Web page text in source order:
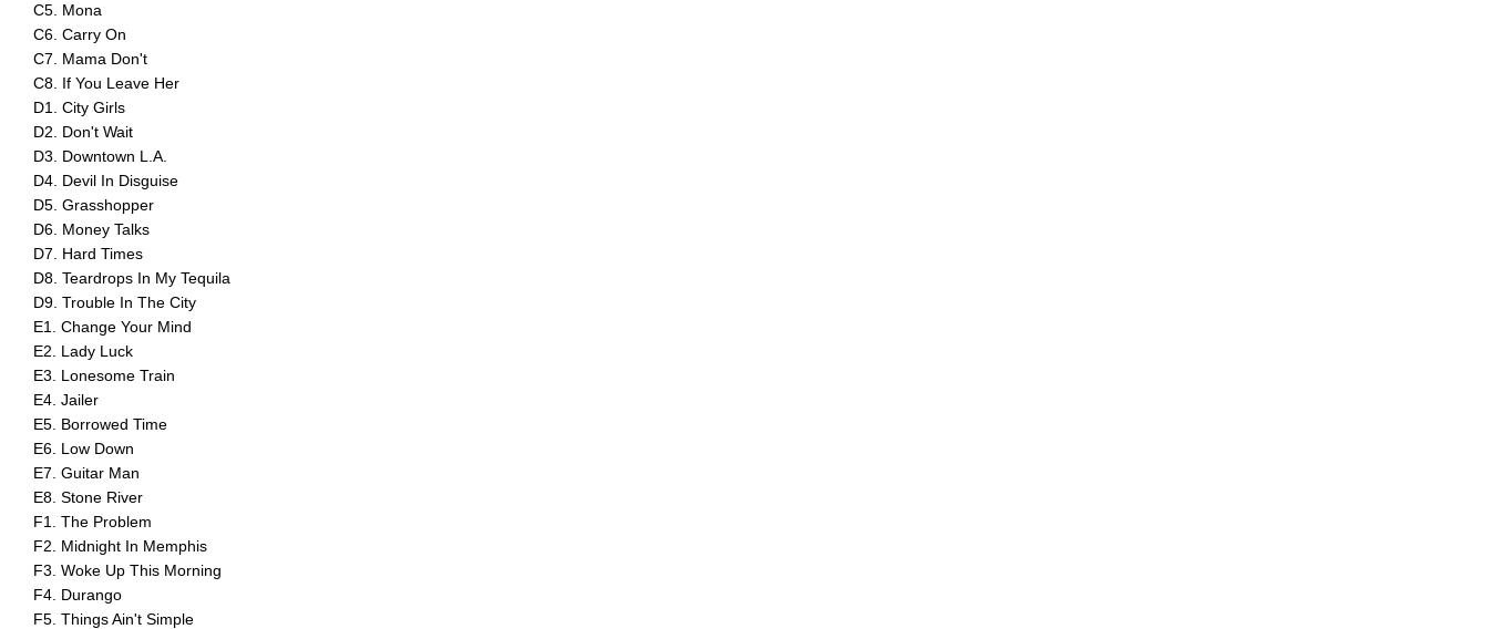
C5. Mona
C6. Carry On
C7. Mama Don't
C8. If You Leave Her
D1. City Girls
D2. Don't Wait
D3. Downtown L.A.
D4. Devil In Disguise
D5. Grasshopper
D6. Money Talks
D7. Hard Times
D8. Teardrops In My Tequila
D9. Trouble In The City
E1. Change Your Mind
E2. Lady Luck
E3. Lonesome Train
E4. Jailer
E5. Borrowed Time
E6. Low Down
E7. Guitar Man
E8. Stone River
F1. The Problem
F2. Midnight In Memphis
F3. Woke Up This Morning
F4. Durango
F5. Things Ain't Simple